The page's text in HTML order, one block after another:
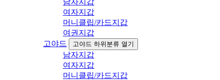
여자지갑
머니클립/카드지갑
여권지갑
고야드
고야드 하위분류 열기
남자지갑
여자지갑
머니클립/카드지갑